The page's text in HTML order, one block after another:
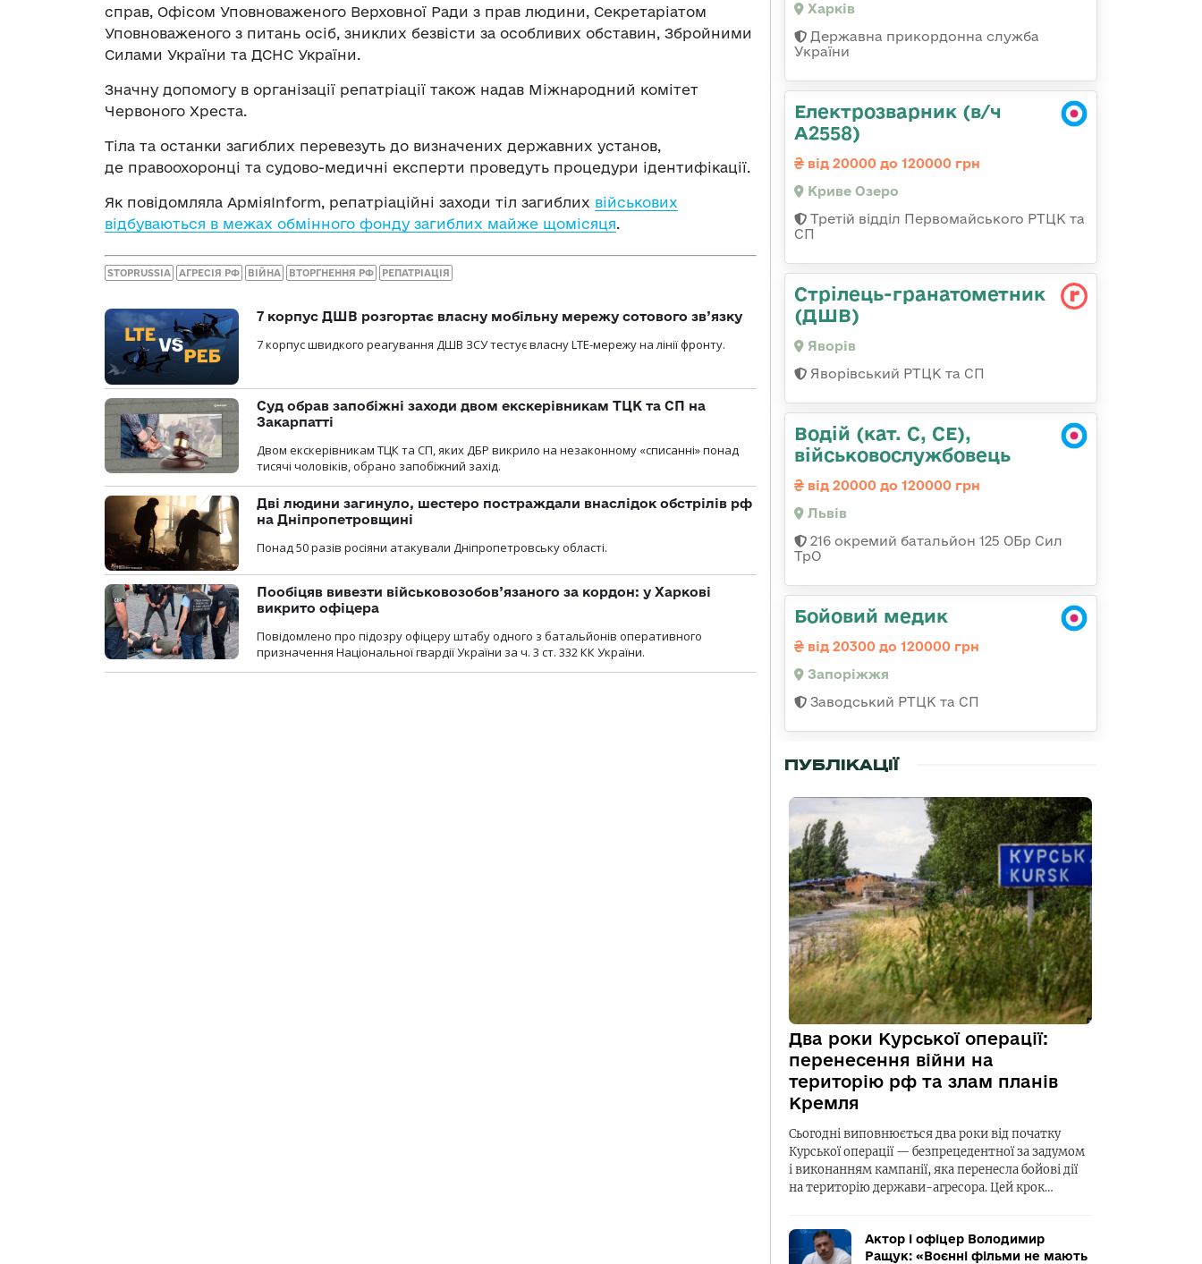
справ, Офісом Уповноваженого Верховної Ради з прав людини, Секретаріатом
Уповноваженого з питань осіб, зниклих безвісти за особливих обставин, Збройними
Силами України та ДСНС України.
Значну допомогу в організації репатріації також надав Міжнародний комітет
Червоного Хреста.
Тіла та останки загиблих перевезуть до визначених державних установ,
де правоохоронці та судово-медичні експерти проведуть процедури ідентифікації.
Як повідомляла АрміяInform, репатріаційні заходи тіл загиблих військових
відбуваються в межах обмінного фонду загиблих майже щомісяця.
STOPRUSSIA АГРЕСІЯ РФ ВІЙНА ВТОРГНЕННЯ РФ РЕПАТРІАЦІЯ
7 корпус ДШВ розгортає власну мобільну мережу сотового зв’язку
7 корпус швидкого реагування ДШВ ЗСУ тестує власну LTE-мережу на лінії фронту.
Суд обрав запобіжні заходи двом екскерівникам ТЦК та СП на
Закарпатті
Двом екскерівникам ТЦК та СП, яких ДБР викрило на незаконному «списанні» понад
тисячі чоловіків, обрано запобіжний захід.
Дві людини загинуло, шестеро постраждали внаслідок обстрілів рф
на Дніпропетровщині
Понад 50 разів росіяни атакували Дніпропетровську області.
Пообіцяв вивезти військовозобов’язаного за кордон: у Харкові
викрито офіцера
Повідомлено про підозру офіцеру штабу одного з батальйонів оперативного
призначення Національної гвардії України за ч. 3 ст. 332 КК України.
Харків
Державна прикордонна служба
України
Електрозварник (в/ч
А2558)
від 20000 до 120000 грн
Криве Озеро
Третій відділ Первомайського РТЦК та
СП
Стрілець-гранатометник
(ДШВ)
Яворів
Яворівський РТЦК та СП
Водій (кат. С, СЕ),
військовослужбовець
від 20000 до 120000 грн
Львів
216 окремий батальйон 125 ОБр Сил
ТрО
Бойовий медик
від 20300 до 120000 грн
Запоріжжя
Заводський РТЦК та СП
ПУБЛІКАЦІЇ
Два роки Курської операції:
перенесення війни на
територію рф та злам планів
Кремля
Сьогодні виповнюється два роки від початку
Курської операції — безпрецедентної за задумом
і виконанням кампанії, яка перенесла бойові дії
на територію держави-агресора. Цей крок…
Актор і офіцер Володимир
Ращук: «Воєнні фільми не мають